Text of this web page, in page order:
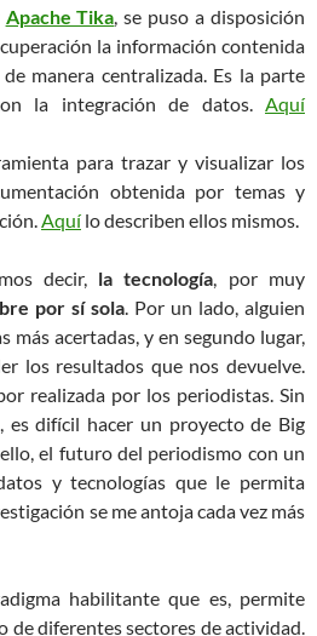
Apache Tika, se puso a disposición
la información contenida
manera centralizada. Es la parte
la integración de datos. Aquí
para trazar y visualizar los
obtenida por temas y
Aquí lo describen ellos mismos.
decir,la tecnología, por muy
por sí sola. Por un lado, alguien
más acertadas, y en segundo lugar,
los resultados que nos devuelve.
realizada por los periodistas. Sin
es difícil hacer un proyecto de Big
el futuro del periodismo con un
y tecnologías que le permita
se me antoja cada vez más
habilitante que es, permite
de diferentes sectores de actividad.